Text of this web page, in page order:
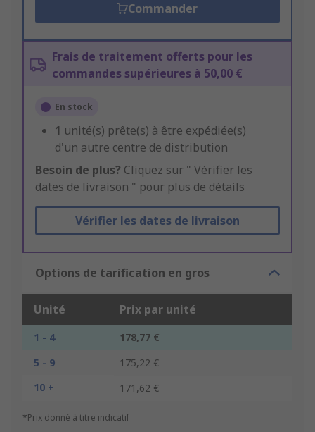
Commander
Frais de traitement offerts pour les
commandes supérieures à 50,00 €
En stock
1 unité(s) prête(s) à être expédiée(s)
d'un autre centre de distribution
Besoin de plus? Cliquez sur " Vérifier les
dates de livraison " pour plus de détails
Vérifier les dates de livraison
Options de tarification en gros
Unité Prix par unité
1 - 4
178,77 €
5 - 9
175,22 €
10 +
171,62 €
*Prix donné à titre indicatif